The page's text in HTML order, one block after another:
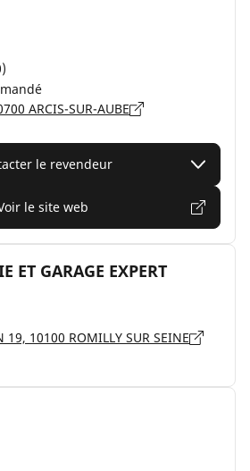
ARCIS-SUR-AUBE
le revendeur
le site web
ET GARAGE EXPERT
10100 ROMILLY SUR SEINE